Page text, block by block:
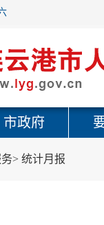
市政府
> 统计月报